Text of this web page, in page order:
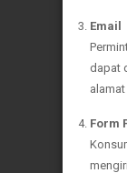
Email
dapat
alamat
Form